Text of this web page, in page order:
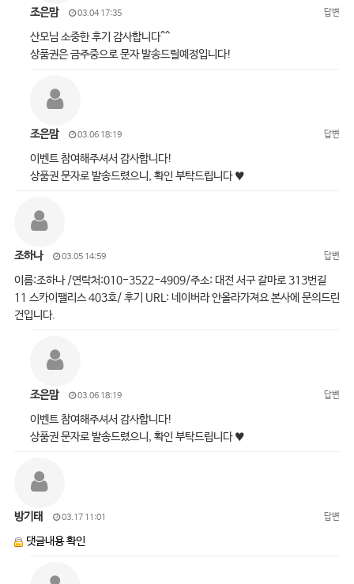
조은맘 03.04 17:35 답변
산모님 소중한 후기 감사합니다^^
상품권은 금주중으로 문자 발송드릴예정입니다!
조은맘 03.06 18:19 답변
이벤트 참여해주셔서 감사합니다!
상품권 문자로 발송드렸으니, 확인 부탁드립니다 ♥
조하나 03.05 14:59 답변
이름:조하나 /연락처:010-3522-4909/주소: 대전 서구 갈마로 313번길
11 스카이팰리스 403호/ 후기 URL: 네이버라 안올라가져요 본사에 문의드린
건입니다.
조은맘 03.06 18:19 답변
이벤트 참여해주셔서 감사합니다!
상품권 문자로 발송드렸으니, 확인 부탁드립니다 ♥
방기태 03.17 11:01 답변
댓글내용 확인